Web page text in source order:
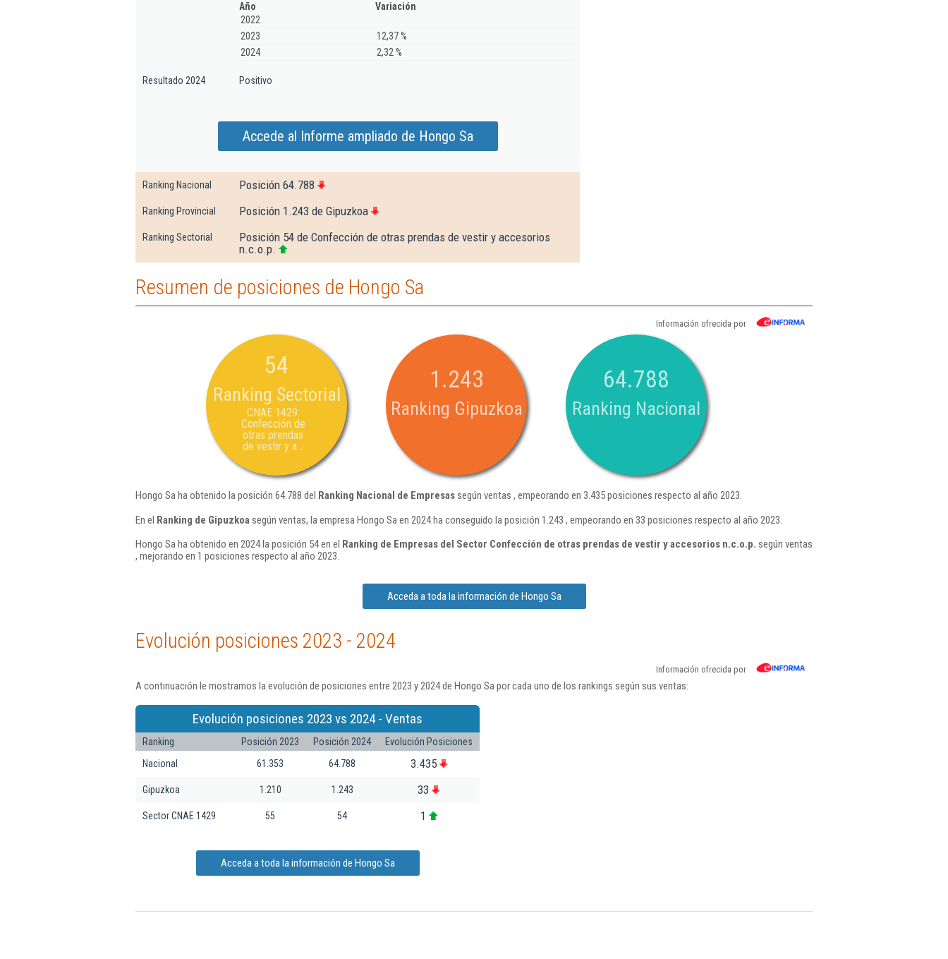
Año
Variación
2022
2023
12,37 %
2024
2,32 %
Resultado 2024 Positivo
Accede al Informe ampliado de Hongo Sa
Ranking Nacional Posición 64.788
Ranking Provincial Posición 1.243 de Gipuzkoa
Ranking Sectorial
Posición 54 de Confección de otras prendas de vestir y accesorios
n.c.o.p.
Resumen de posiciones de Hongo Sa
Información ofrecida por
54
Ranking Sectorial
CNAE 1429:
Confección de
otras prendas
de vestir y a...
1.243
Ranking Gipuzkoa
64.788
Ranking Nacional
Hongo Sa ha obtenido la posición 64.788 del Ranking Nacional de Empresassegún ventas , empeorando en 3.435 posiciones respecto al año 2023.
En el Ranking de Gipuzkoa según ventas, la empresa Hongo Sa en 2024 ha conseguido la posición 1.243 , empeorando en 33 posiciones respecto al año 2023.
Hongo Sa ha obtenido en 2024 la posición 54 en el Ranking de Empresas del Sector Confección de otras prendas de vestir y accesorios n.c.o.p. según ventas
, mejorando en 1 posiciones respecto al año 2023.
Acceda a toda la información de Hongo Sa
Evolución posiciones 2023 - 2024
Información ofrecida por
A continuación le mostramos la evolución de posiciones entre 2023 y 2024 de Hongo Sa por cada uno de los rankings según sus ventas:
Evolución posiciones 2023 vs 2024 - Ventas
Ranking Posición 2023 Posición 2024
Evolución Posiciones
Nacional
61.353 64.788 3.435
Gipuzkoa 1.210 1.243 33
Sector CNAE 1429 55 54 1
Acceda a toda la información de Hongo Sa